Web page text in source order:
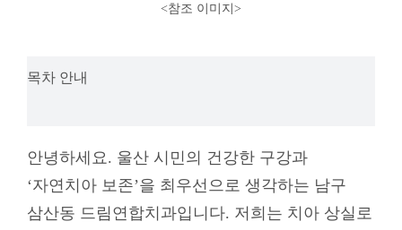
<참조 이미지>
목차 안내
안녕하세요. 울산 시민의 건강한 구강과
‘자연치아 보존’을 최우선으로 생각하는 남구
삼산동 드림연합치과입니다. 저희는 치아 상실로